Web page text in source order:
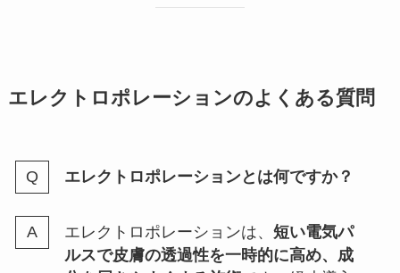
エレクトロポレーションのよくある質問
エレクトロポレーションとは何ですか？
エレクトロポレーションは、 短い電気パ
ルスで皮膚の透過性を一時的に高め、成